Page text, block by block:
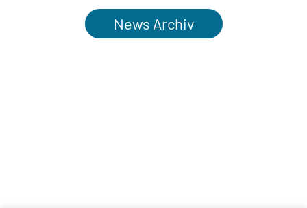
News Archiv